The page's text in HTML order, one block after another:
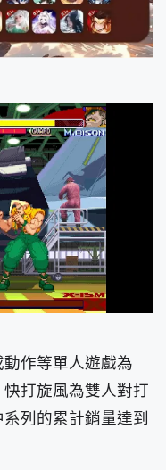
作等單人遊戲為
打旋風為雙人對打
列的累計銷量達到